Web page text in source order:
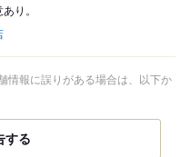
り。
報に誤りがある場合は、以下か
する